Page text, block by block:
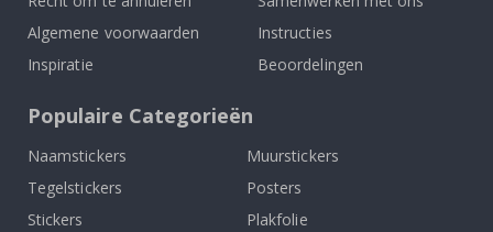
Algemene voorwaarden
Inspiratie
Instructies
Beoordelingen
Populaire Categorieën
Naamstickers
Muurstickers
Tegelstickers
Posters
Stickers
Plakfolie